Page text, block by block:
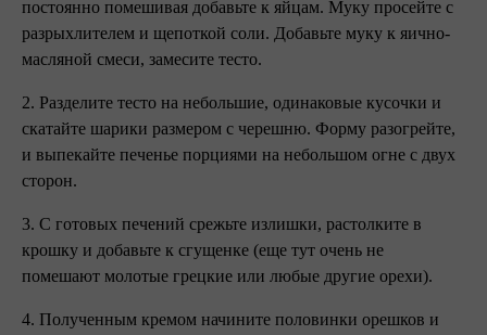
постоянно помешивая добавьте к яйцам. Муку просейте с
разрыхлителем и щепоткой соли. Добавьте муку к яично-
масляной смеси, замесите тесто.
2. Разделите тесто на небольшие, одинаковые кусочки и
скатайте шарики размером с черешню. Форму разогрейте,
и выпекайте печенье порциями на небольшом огне с двух
сторон.
3. С готовых печений срежьте излишки, растолките в
крошку и добавьте к сгущенке (еще тут очень не
помешают молотые грецкие или любые другие орехи).
4. Полученным кремом начините половинки орешков и